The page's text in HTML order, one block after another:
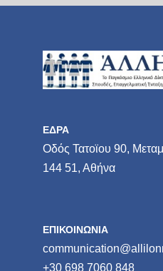
ΕΔΡΑ
Οδός Τατοϊου 90,
144 51, Αθήνα
ΕΠΙΚΟΙΝΩΝΙΑ
+30 698 7060 848